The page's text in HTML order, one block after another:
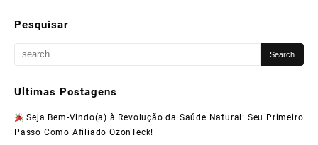
Pesquisar
Ultimas Postagens
Seja Bem-Vindo(a) à Revolução da Saúde Natural: Seu Primeiro
Passo Como Afiliado OzonTeck!